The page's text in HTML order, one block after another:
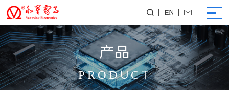
 EN 
产品
PRODUCT